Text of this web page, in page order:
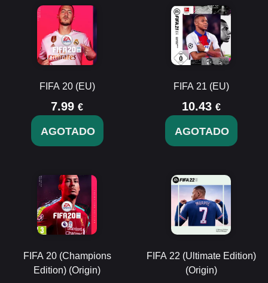
FIFA 20 (EU)
7.99 €
AGOTADO
FIFA 21 (EU)
10.43 €
AGOTADO
FIFA 20 (Champions
Edition) (Origin)
FIFA 22 (Ultimate Edition)
(Origin)